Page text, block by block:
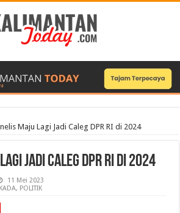
Maju Lagi Jadi Caleg DPR RI di 2024
Jadi Caleg DPR RI di 2024
11 Mei 2023
, POLITIK